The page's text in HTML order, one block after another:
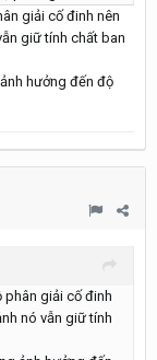
giải cố đinh nên
giữ tính chất ban
hưởng đến độ
phân giải cố đinh
nó vẫn giữ tính